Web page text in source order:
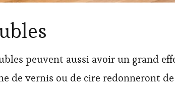
peuvent aussi avoir un grand
de vernis ou de cire redonneront